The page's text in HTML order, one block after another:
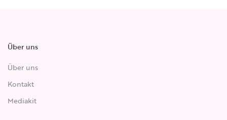
Über uns
Über uns
Kontakt
Mediakit